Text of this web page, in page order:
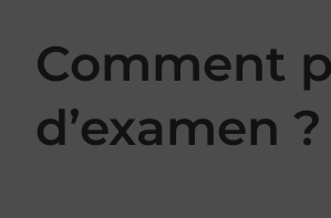
Comment
d’examen ?